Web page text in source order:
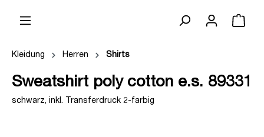
Kleidung Herren Shirts
Sweatshirt poly cotton e.s. 89331
schwarz, inkl. Transferdruck 2-farbig